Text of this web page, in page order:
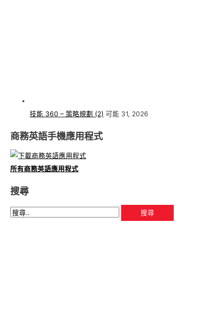
技能 360 – 策略規劃 (2) 可能 31, 2026
商務英語手機應用程式
所有商務英語應用程式
搜尋